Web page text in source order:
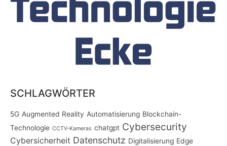
SCHLAGWÖRTER
5G Augmented Reality Automatisierung Blockchain-
Technologie CCTV-Kameras chatgpt Cybersecurity
Cybersicherheit Datenschutz Digitalisierung Edge